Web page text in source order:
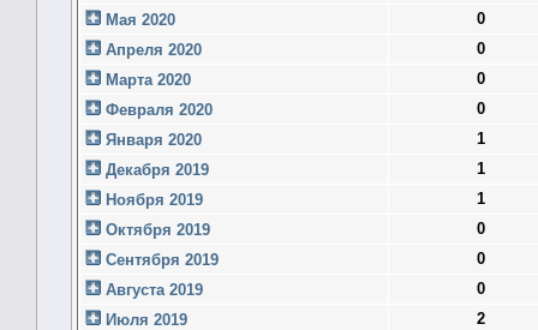
Мая 2020
0
Апреля 2020
0
Марта 2020
0
Февраля 2020
0
Января 2020
1
Декабря 2019
1
Ноября 2019
1
Октября 2019
0
Сентября 2019
0
Августа 2019
0
Июля 2019
2